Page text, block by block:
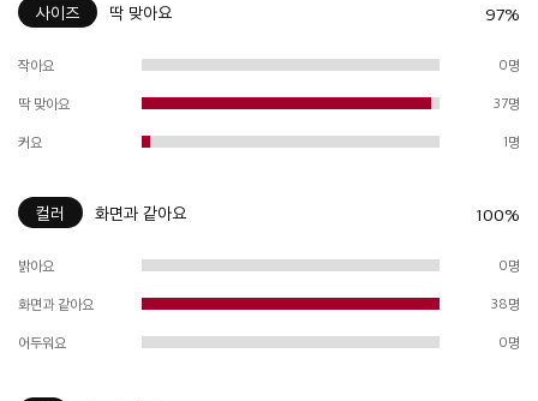
사이즈 딱 맞아요 97%
작아요 0명
딱 맞아요 37명
커요 1명
컬러 화면과 같아요 100%
밝아요 0명
화면과 같아요 38명
어두워요 0명